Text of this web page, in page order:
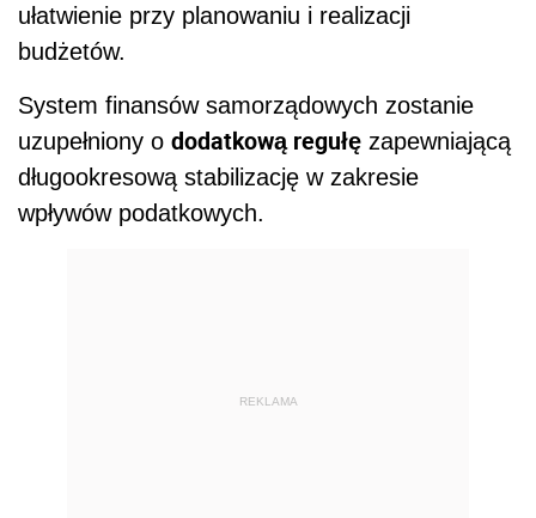
ułatwienie przy planowaniu i realizacji
budżetów.
System finansów samorządowych zostanie
uzupełniony o dodatkową regułę zapewniającą
długookresową stabilizację w zakresie
wpływów podatkowych.
REKLAMA